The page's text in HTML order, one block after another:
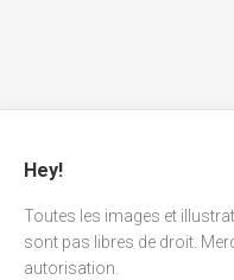
Hey!
Toutes les images et
sont pas libres de droit.
autorisation.